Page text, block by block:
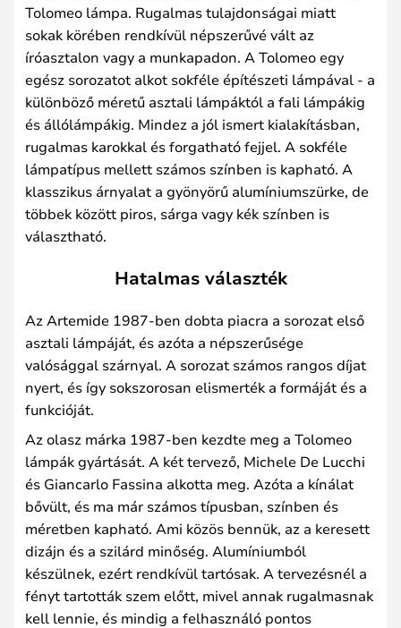
Tolomeo lámpa. Rugalmas tulajdonságai miatt
sokak körében rendkívül népszerűvé vált az
íróasztalon vagy a munkapadon. A Tolomeo egy
egész sorozatot alkot sokféle építészeti lámpával - a
különböző méretű asztali lámpáktól a fali lámpákig
és állólámpákig. Mindez a jól ismert kialakításban,
rugalmas karokkal és forgatható fejjel. A sokféle
lámpatípus mellett számos színben is kapható. A
klasszikus árnyalat a gyönyörű alumíniumszürke, de
többek között piros, sárga vagy kék színben is
választható.
Hatalmas választék
Az Artemide 1987-ben dobta piacra a sorozat első
asztali lámpáját, és azóta a népszerűsége
valósággal szárnyal. A sorozat számos rangos díjat
nyert, és így sokszorosan elismerték a formáját és a
funkcióját.
Az olasz márka 1987-ben kezdte meg a Tolomeo
lámpák gyártását. A két tervező, Michele De Lucchi
és Giancarlo Fassina alkotta meg. Azóta a kínálat
bővült, és ma már számos típusban, színben és
méretben kapható. Ami közös bennük, az a keresett
dizájn és a szilárd minőség. Alumíniumból
készülnek, ezért rendkívül tartósak. A tervezésnél a
fényt tartották szem előtt, mivel annak rugalmasnak
kell lennie, és mindig a felhasználó pontos